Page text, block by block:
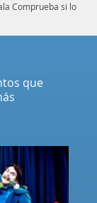
Comprueba si lo
que